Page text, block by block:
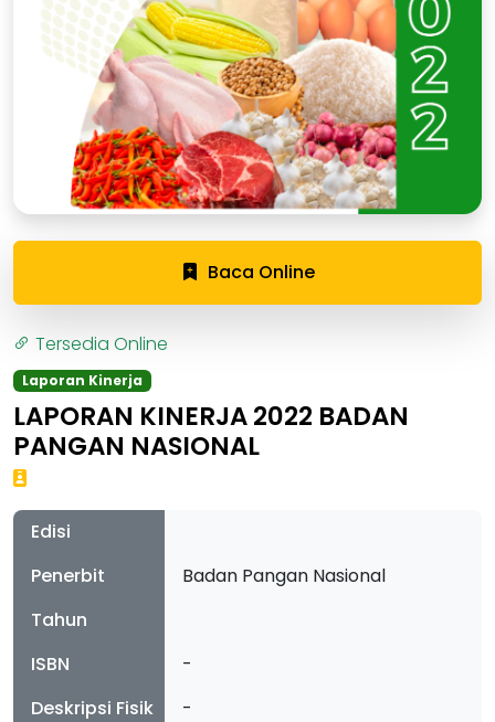
Baca Online
Tersedia Online
Laporan Kinerja
LAPORAN KINERJA 2022 BADAN
PANGAN NASIONAL
Edisi
Penerbit
Badan Pangan Nasional
Tahun
ISBN
-
Deskripsi Fisik
-